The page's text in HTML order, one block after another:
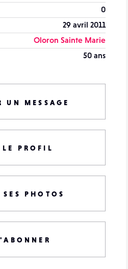
0
29 avril 2011
Oloron Sainte Marie
50 ans
UN MESSAGE
PROFIL
SES PHOTOS